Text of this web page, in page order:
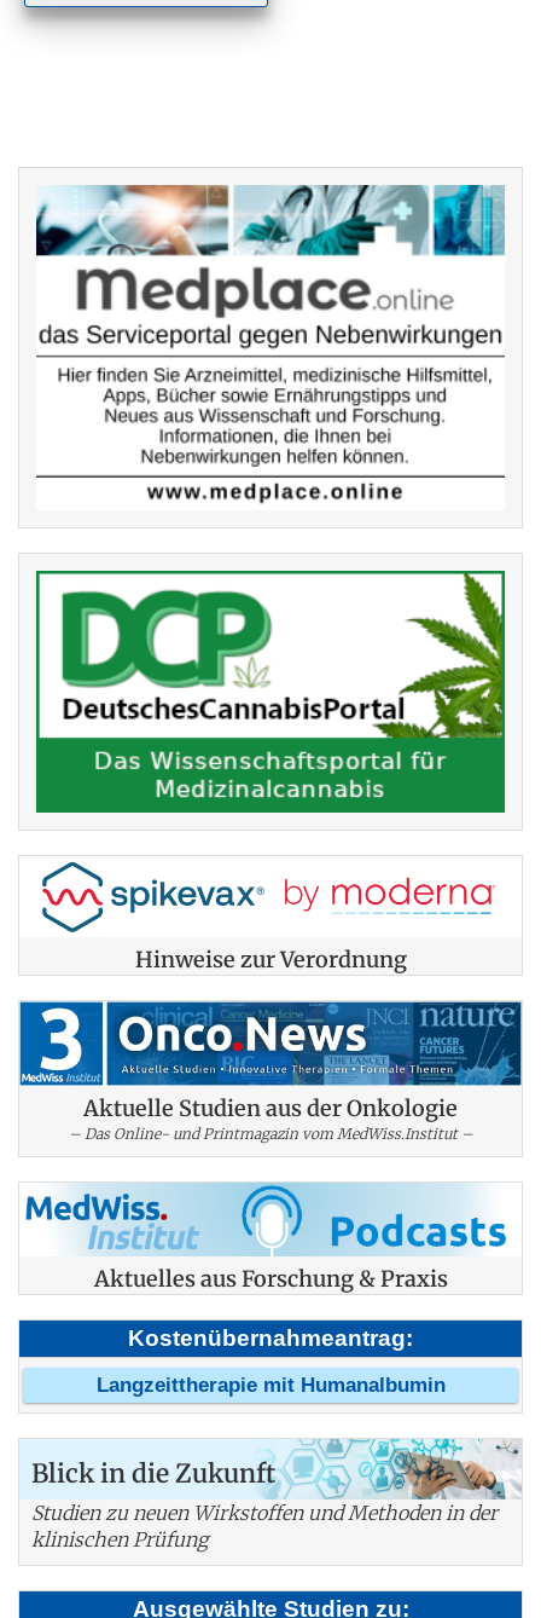
Hinweise zur Verordnung
Aktuelle Studien aus der Onkologie
– Das Online- und Printmagazin vom MedWiss.Institut –
Aktuelles aus Forschung & Praxis
Kostenübernahmeantrag:
Langzeittherapie mit Humanalbumin
Blick in die Zukunft
Studien zu neuen Wirkstoffen und Methoden in der
klinischen Prüfung
Ausgewählte Studien zu: